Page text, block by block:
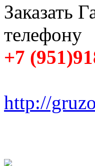
Заказать
телефону
+7
http://